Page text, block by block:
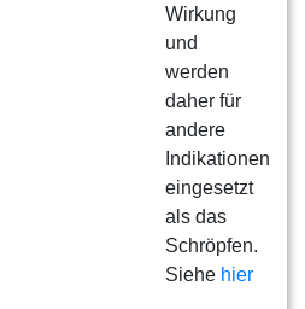
Wirkung
und
werden
daher für
andere
Indikationen
eingesetzt
als das
Schröpfen.
Siehe hier